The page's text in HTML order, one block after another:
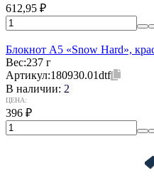
612,95 ₽
Блокнот А5 «Snow Hard»,
Вес:237 г
Артикул:180930.01dtf
В наличии: 2
ЦЕНА:
396 ₽